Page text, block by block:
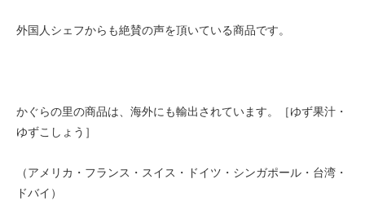
外国人シェフからも絶賛の声を頂いている商品です。
かぐらの里の商品は、海外にも輸出されています。［ゆず果汁・
ゆずこしょう］
（アメリカ・フランス・スイス・ドイツ・シンガポール・台湾・
ドバイ）